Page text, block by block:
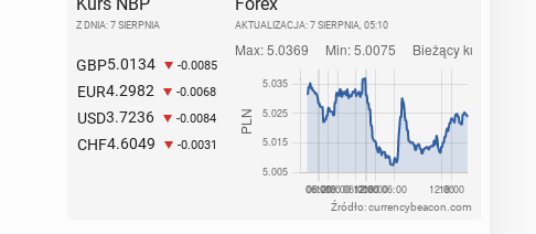
Z DNIA: 7 SIERPNIA
GBP5.0134 -0.0085
EUR4.2982 -0.0068
USD3.7236 -0.0084
CHF4.6049 -0.0031
AKTUALIZACJA: 7 SIERPNIA, 05:10
Źródło: currencybeacon.com